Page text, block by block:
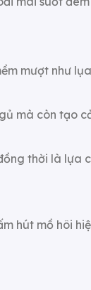
mượt như
mà còn tạo
thời là lựa
hút mồ hôi